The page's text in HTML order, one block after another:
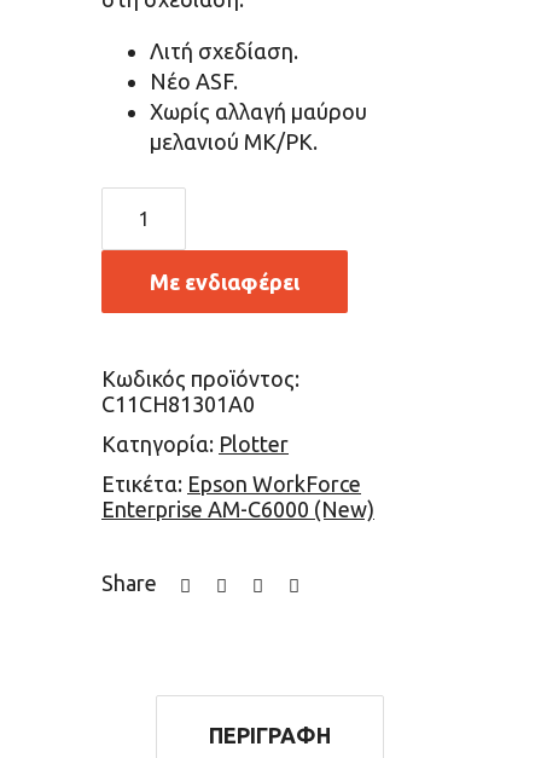
Λιτή σχεδίαση.
Νέο ASF.
Χωρίς αλλαγή μαύρου
μελανιού MK/PK.
Με ενδιαφέρει
Κωδικός προϊόντος:
C11CH81301A0
Κατηγορία: Plotter
Ετικέτα: Epson WorkForce
Enterprise AM-C6000 (New)
Share
ΠΕΡΙΓΡΑΦΉ